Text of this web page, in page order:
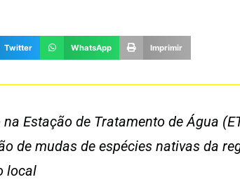
Twitter WhatsApp Imprimir
Estação de Tratamento de Água
de mudas de espécies nativas da
local